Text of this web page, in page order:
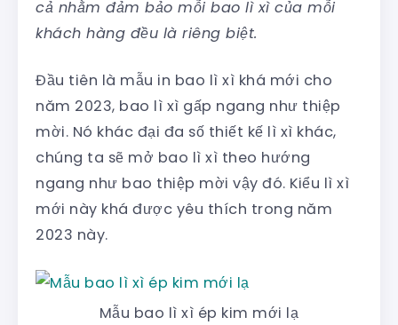
cả nhằm đảm bảo mỗi bao lì xì của mỗi
khách hàng đều là riêng biệt.
Đầu tiên là mẫu in bao lì xì khá mới cho
năm 2023, bao lì xì gấp ngang như thiệp
mời. Nó khác đại đa số thiết kế lì xì khác,
chúng ta sẽ mở bao lì xì theo hướng
ngang như bao thiệp mời vậy đó. Kiểu lì xì
mới này khá được yêu thích trong năm
2023 này.
Mẫu bao lì xì ép kim mới lạ